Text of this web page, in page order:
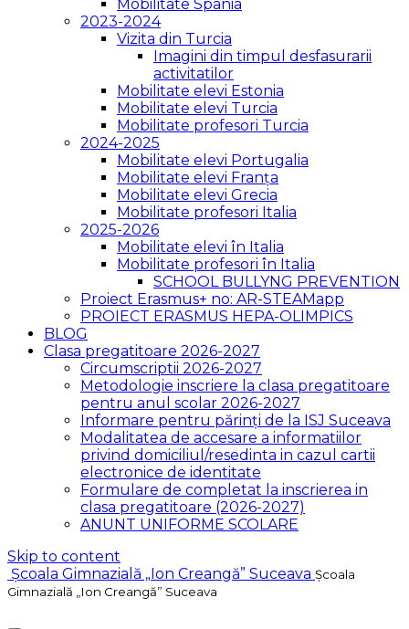
Mobilitate Spania
2023-2024
Vizita din Turcia
Imagini din timpul desfasurarii
activitatilor
Mobilitate elevi Estonia
Mobilitate elevi Turcia
Mobilitate profesori Turcia
2024-2025
Mobilitate elevi Portugalia
Mobilitate elevi Franța
Mobilitate elevi Grecia
Mobilitate profesori Italia
2025-2026
Mobilitate elevi în Italia
Mobilitate profesori în Italia
SCHOOL BULLYNG PREVENTION
Proiect Erasmus+ no: AR-STEAMapp
PROIECT ERASMUS HEPA-OLIMPICS
BLOG
Clasa pregatitoare 2026-2027
Circumscriptii 2026-2027
Metodologie inscriere la clasa pregatitoare
pentru anul scolar 2026-2027
Informare pentru părinți de la ISJ Suceava
Modalitatea de accesare a informatiilor
privind domiciliul/resedinta in cazul cartii
electronice de identitate
Formulare de completat la inscrierea in
clasa pregatitoare (2026-2027)
ANUNT UNIFORME SCOLARE
Skip to content
Școala Gimnazială „Ion Creangă” Suceava Școala
Gimnazială „Ion Creangă” Suceava